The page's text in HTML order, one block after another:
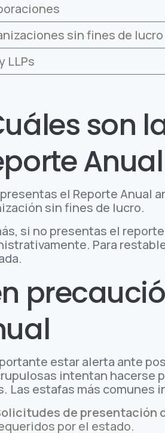
sin fines de lucro
LLPs
son
el Reporte Anual
sin fines de lucro.
si no presentas el
Para
estar alerta ante
intentan hacerse
Las estafas más comunes
de presentación
por el estado.